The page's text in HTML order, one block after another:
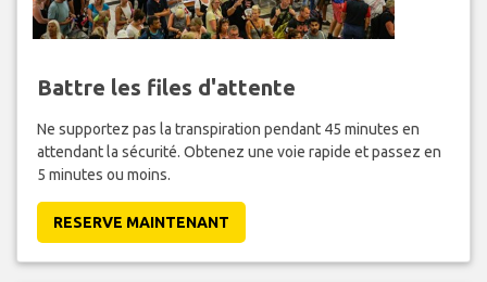
Battre les files d'attente
Ne supportez pas la transpiration pendant 45 minutes en
attendant la sécurité. Obtenez une voie rapide et passez en
5 minutes ou moins.
RESERVE MAINTENANT